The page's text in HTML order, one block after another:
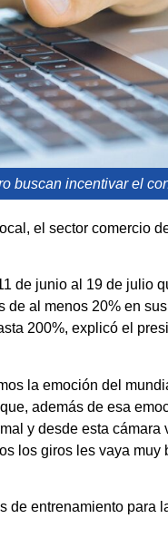
buscan incentivar el
el sector comercio
de junio al 19 de julio
al menos 20% en
200%, explicó el
la emoción del
además de esa
y desde esta
los giros les vaya muy
de entrenamiento para